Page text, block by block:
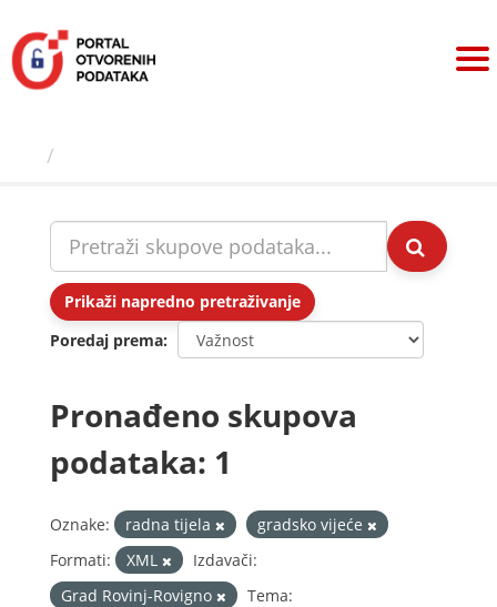
sadržaj
Prikaži napredno pretraživanje
Poredaj prema
Pronađeno skupova
podataka: 1
Oznake: radna tijela
gradsko vijeće
Formati:
XML
Izdavači:
Grad Rovinj-Rovigno
Tema: